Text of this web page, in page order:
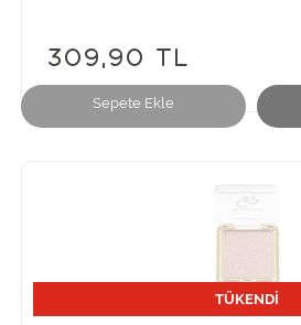
Sepete Ekle
309,90 TL
TÜKENDİ